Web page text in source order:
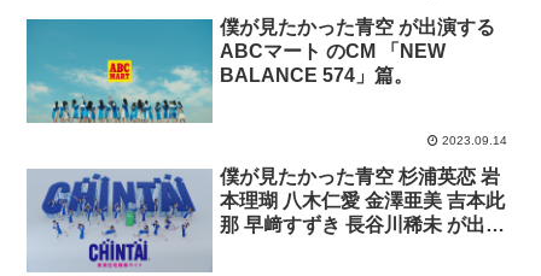
僕が見たかった青空 が出演する
ABCマート のCM 「NEW
BALANCE 574」篇。
2023.09.14
僕が見たかった青空 杉浦英恋 岩
本理瑚 八木仁愛 金澤亜美 吉本此
那 早﨑すずき 長谷川稀未 が出演